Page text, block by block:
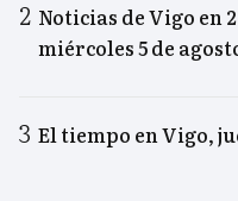
Noticias de Vigo en
miércoles 5 de
El tiempo en Vigo,